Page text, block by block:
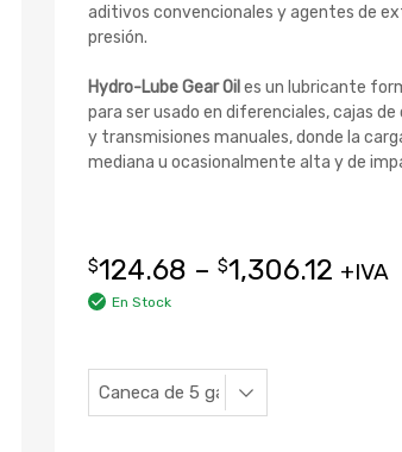
aditivos convencionales y agentes de
presión.
Hydro-Lube Gear Oil es un lubricante
para ser usado en diferenciales, cajas de
y transmisiones manuales, donde la
mediana u ocasionalmente alta y de
$124.68 – $1,306.12 +IVA
En Stock